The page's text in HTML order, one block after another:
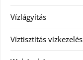
Vízlágyítás
Víztisztítás vízkezelés